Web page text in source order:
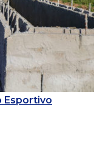
Esportivo